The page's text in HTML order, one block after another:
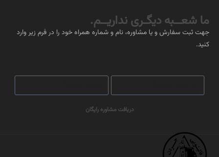
ما شعــبه دیگـری نداریــم.
جهت ثبت سفارش و یا مشاوره، نام و شماره همراه خود را در فرم زیر وارد
کنید.
دریافت مشاوره رایگان